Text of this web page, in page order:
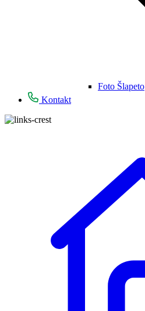
Foto Šlapeto
Kontakt